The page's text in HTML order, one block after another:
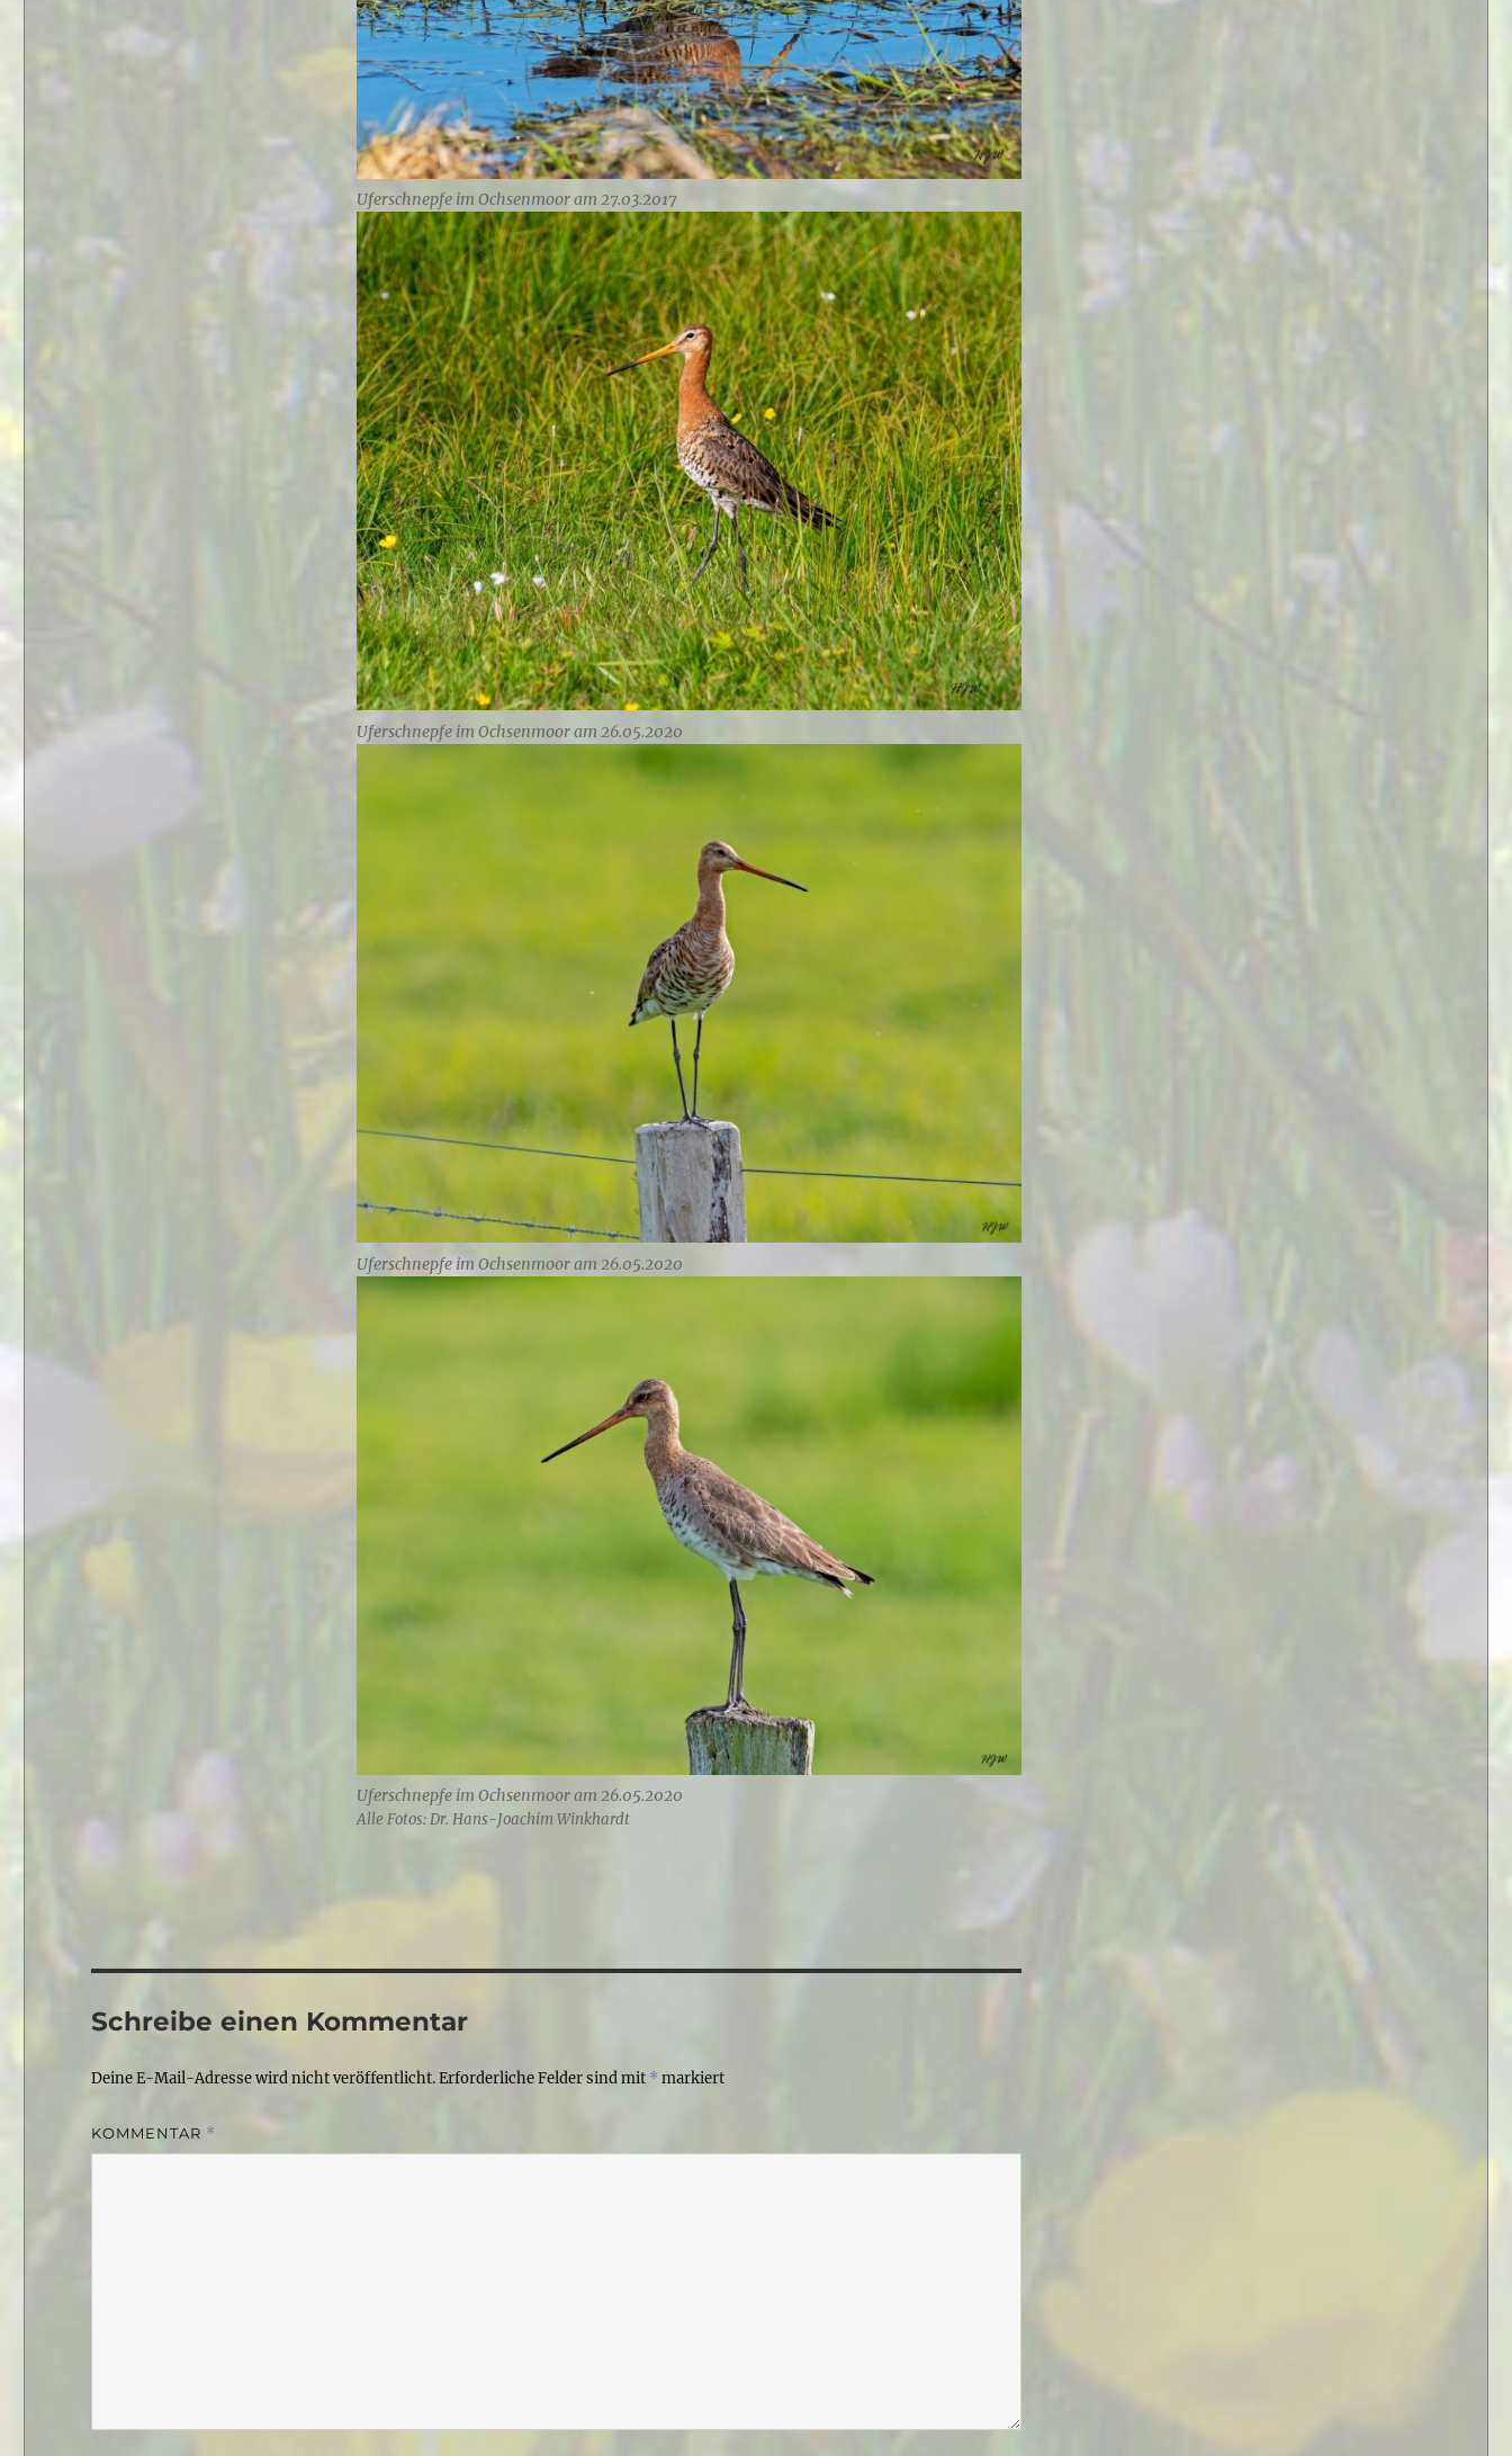
Uferschnepfe im Ochsenmoor am 27.03.2017
Uferschnepfe im Ochsenmoor am 26.05.2020
Uferschnepfe im Ochsenmoor am 26.05.2020
Uferschnepfe im Ochsenmoor am 26.05.2020
Alle Fotos: Dr. Hans-Joachim Winkhardt
Schreibe einen Kommentar
Deine E-Mail-Adresse wird nicht veröffentlicht.Erforderliche Felder sind mit * markiert
KOMMENTAR *